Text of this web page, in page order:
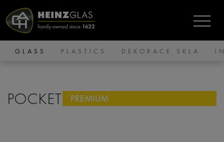
GLASS PLASTICS DEKORACE SKLA
PREMIUM
POCKET LINE